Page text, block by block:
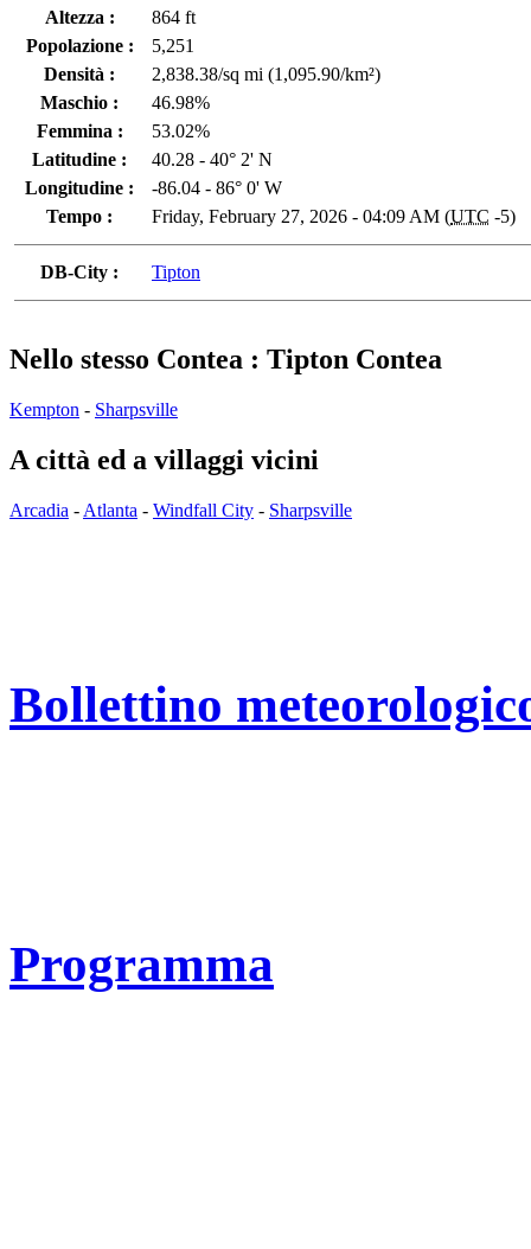
Altezza :
864 ft
Popolazione :
5,251
Densità :
2,838.38/sq mi (1,095.90/km²)
Maschio :
46.98%
Femmina :
53.02%
Latitudine :
40.28 - 40° 2' N
Longitudine :
-86.04 - 86° 0' W
Tempo :
Friday, February 27, 2026 - 04:09 AM (UTC -5)
DB-City : Tipton
Nello stesso Contea : Tipton Contea
Kempton - Sharpsville
A città ed a villaggi vicini
Arcadia - Atlanta - Windfall City - Sharpsville
Bollettino
Programma